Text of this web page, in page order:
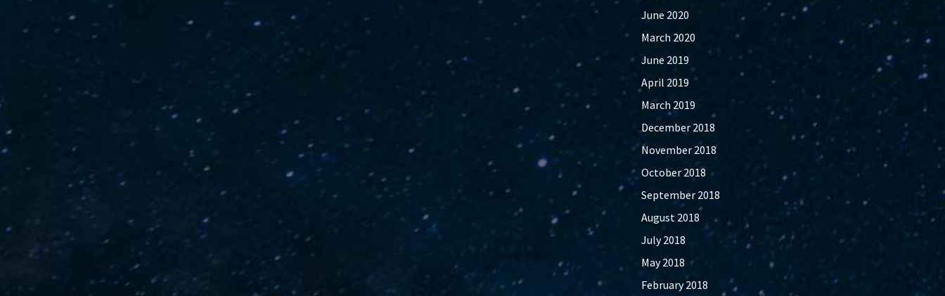
June 2020
March 2020
June 2019
April 2019
March 2019
December 2018
November 2018
October 2018
September 2018
August 2018
July 2018
May 2018
February 2018